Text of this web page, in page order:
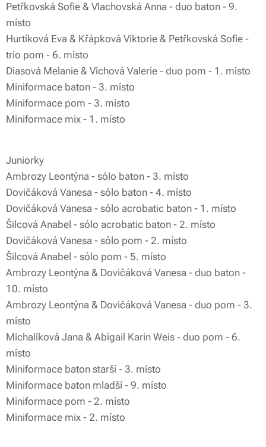
Petřkovská Sofie & Vlachovská Anna - duo baton - 9.
místo
Hurtíková Eva & Křápková Viktorie & Petřkovská Sofie -
trio pom - 6. místo
Diasová Melanie & Víchová Valerie - duo pom - 1. místo
Miniformace baton - 3. místo
Miniformace pom - 3. místo
Miniformace mix - 1. místo
Juniorky🩵
Ambrozy Leontýna - sólo baton - 3. místo
Dovičáková Vanesa - sólo baton - 4. místo
Dovičáková Vanesa - sólo acrobatic baton - 1. místo
Šilcová Anabel - sólo acrobatic baton - 2. místo
Dovičáková Vanesa - sólo pom - 2. místo
Šilcová Anabel - sólo pom - 5. místo
Ambrozy Leontýna & Dovičáková Vanesa - duo baton -
10. místo
Ambrozy Leontýna & Dovičáková Vanesa - duo pom - 3.
místo
Michalíková Jana & Abigail Karin Weis - duo pom - 6.
místo
Miniformace baton starší - 3. místo
Miniformace baton mladší - 9. místo
Miniformace pom - 2. místo
Miniformace mix - 2. místo